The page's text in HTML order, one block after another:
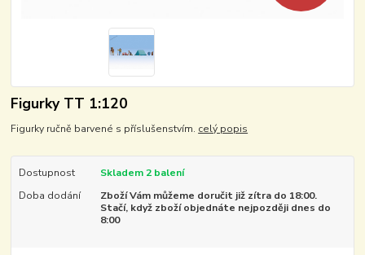
Figurky TT 1:120
Figurky ručně barvené s příslušenstvím. celý popis
Dostupnost
Skladem 2 balení
Doba dodání
Zboží Vám můžeme doručit již zítra do 18:00.
Stačí, když zboží objednáte nejpozději dnes do
8:00